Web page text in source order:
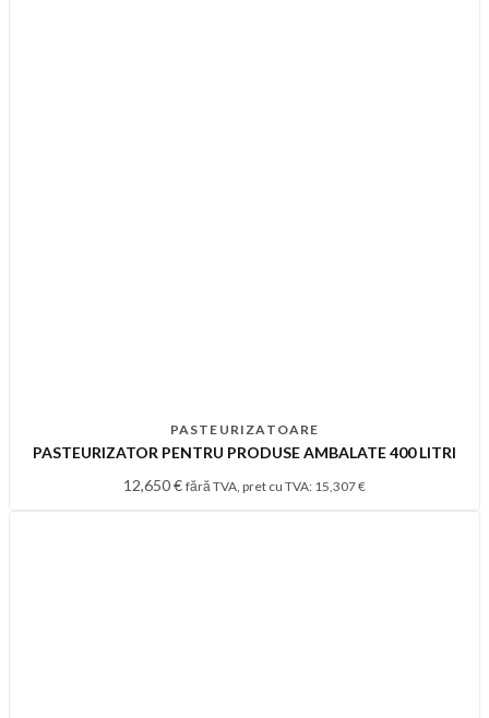
PASTEURIZATOARE
PASTEURIZATOR PENTRU PRODUSE AMBALATE 400 LITRI
12,650€ fără TVA, pret cu TVA: 15,307€